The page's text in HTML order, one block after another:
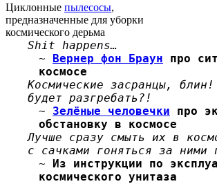
Циклонные пылесосы,
предназначенные для уборки
космического дерьма
Shit happens…
~ Вернер фон Браун про
космосе
Космические засранцы,
будет разгребать?!
~ Зелёные человечки про
обстановку в космосе
Лучше сразу смыть их в
с сачками гоняться за ними
~ Из инструкции по
космического унитаза